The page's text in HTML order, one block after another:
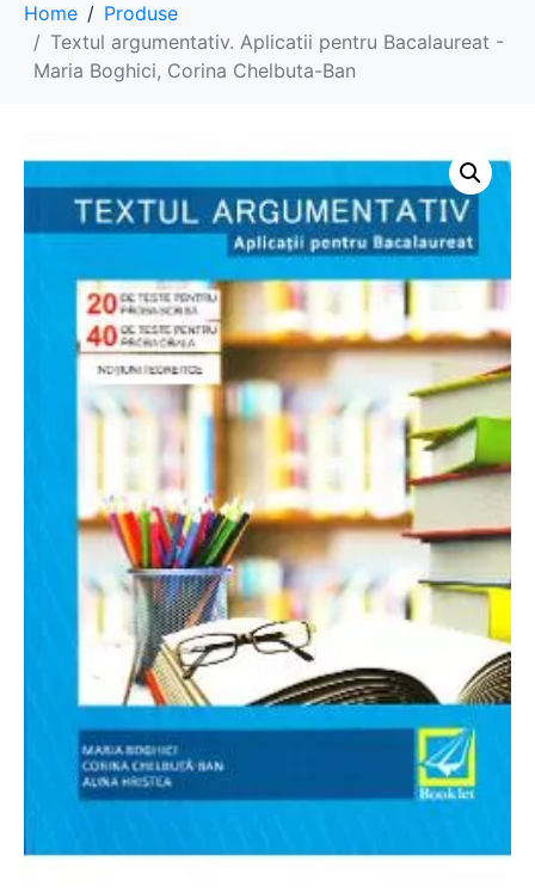
Home
Produse
Textul argumentativ. Aplicatii pentru Bacalaureat -
Maria Boghici, Corina Chelbuta-Ban